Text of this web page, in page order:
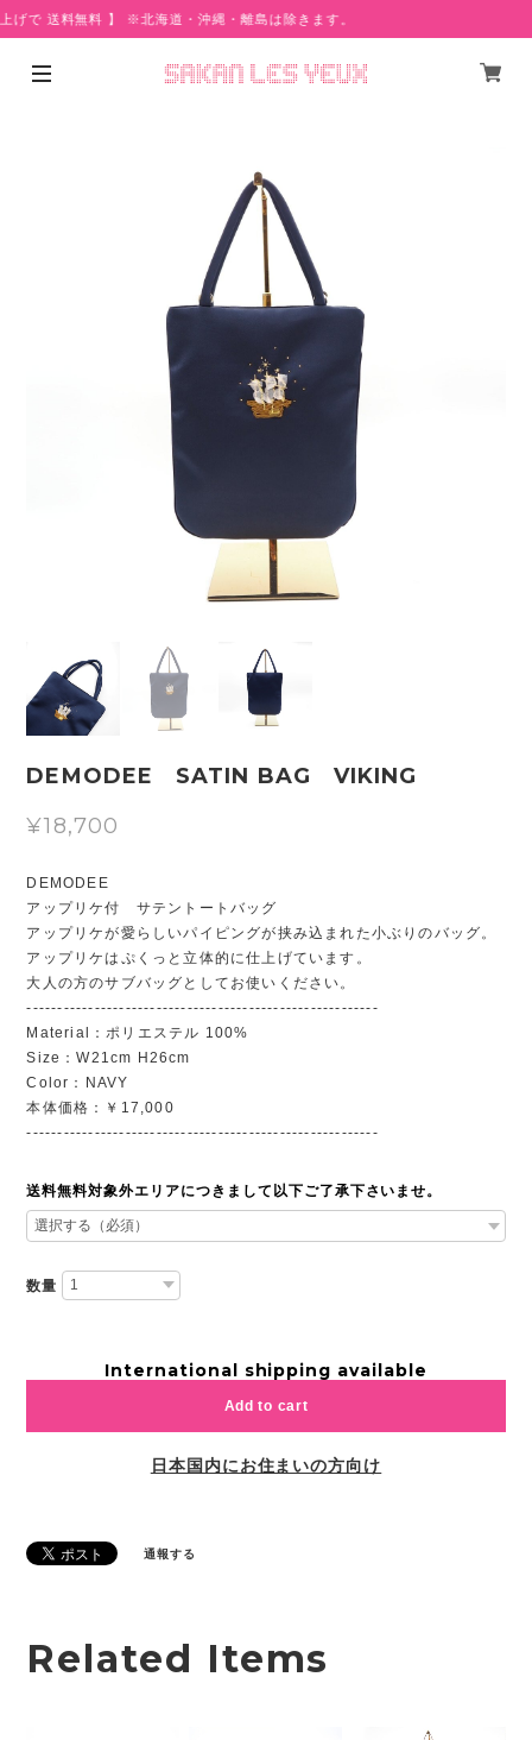
で 送料無料 】 ※北海道・沖縄・離島は除きます。
DEMODEE SATIN BAG VIKING
¥18,700
DEMODEE
アップリケ付 サテントートバッグ
アップリケが愛らしいパイピングが挟み込まれた小ぶりのバッグ。
アップリケはぷくっと立体的に仕上げています。
大人の方のサブバッグとしてお使いください。
---------------------------------------------------------
Material：ポリエステル 100%
Size：W21cm H26cm
Color：NAVY
本体価格：￥17,000
---------------------------------------------------------
送料無料対象外エリアにつきまして以下ご了承下さいませ。
数量
International shipping available
Add to cart
日本国内にお住まいの方向け
通報する
Related Items